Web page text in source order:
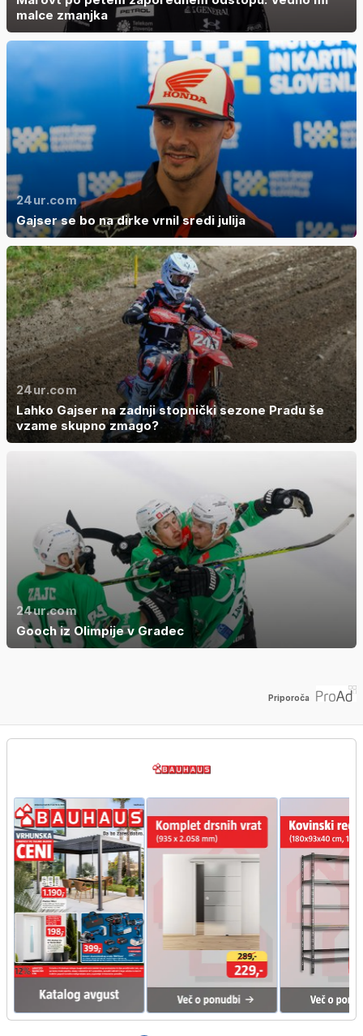
malce zmanjka
24ur.com
Gajser se bo na dirke vrnil sredi julija
24ur.com
Lahko Gajser na zadnji stopnički sezone Pradu še
vzame skupno zmago?
24ur.com
Gooch iz Olimpije v Gradec
Priporoča